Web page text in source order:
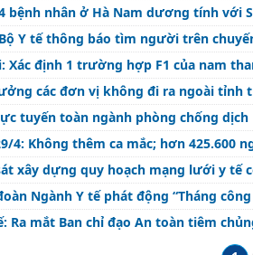
bệnh nhân ở Hà Nam dương tính với
Y tế thông báo tìm người trên
Xác định 1 trường hợp F1 của nam
các đơn vị không đi ra ngoài tỉnh
tuyến toàn ngành phòng chống dịch
4: Không thêm ca mắc; hơn 425.600
xây dựng quy hoạch mạng lưới y tế
Ngành Y tế phát động “Tháng
Ra mắt Ban chỉ đạo An toàn tiêm